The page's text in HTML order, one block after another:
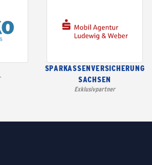
SPARKASSENVERSICHERUNG
SACHSEN
Exklusivpartner